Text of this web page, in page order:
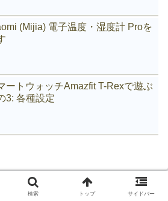
(Mijia) 電子温度・湿度計 Proを
ートウォッチAmazfit T-Rexで遊ぶ
3: 各種設定
検索 トップ サイドバー